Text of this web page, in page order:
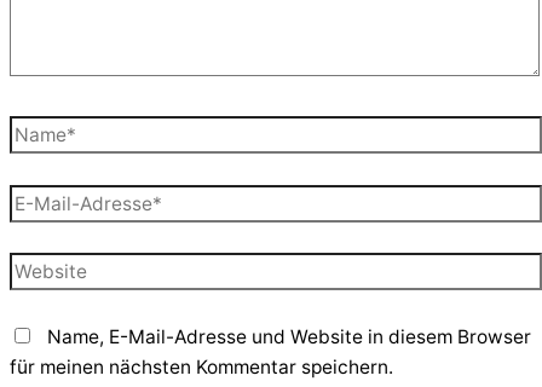
Name*
E-
Mail-
Adresse*
Website
Name, E-Mail-Adresse und Website in diesem Browser
für meinen nächsten Kommentar speichern.